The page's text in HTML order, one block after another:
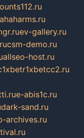
ev-gallery.ru
csm-demo.ru
allseo-host.ru
e-abis1c.ru
dark-sand.ru
archives.ru